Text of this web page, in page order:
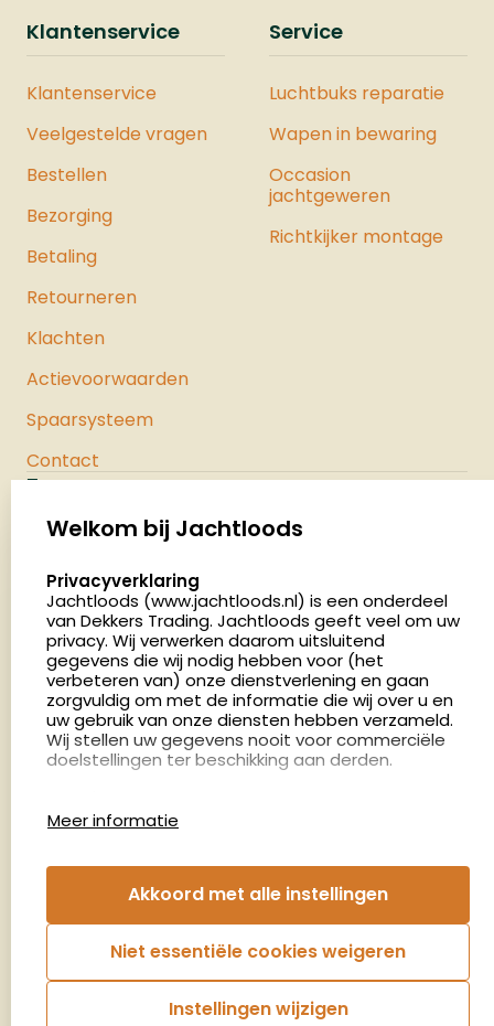
Klantenservice
Klantenservice
Veelgestelde vragen
Bestellen
Bezorging
Betaling
Retourneren
Klachten
Actievoorwaarden
Spaarsysteem
Contact
Service
Luchtbuks reparatie
Wapen in bewaring
Occasion
jachtgeweren
Richtkijker montage
Palenrij 1
Nederland
4.8
2879 beoordelingen
Openingstijden
Dinsdag en donderdag: 13:00 - 17:00 én 18:00 - 21:00
uur
Afspraak maken
Nieuwsbrief
€5,- kortingsbon voor uw volgende bestelling.
Blijf op de hoogte van het laatste nieuws
Welkom bij Jachtloods
select language
Privacyverklaring
Jachtloods (www.jachtloods.nl) is een onderdeel
van Dekkers Trading. Jachtloods geeft veel om uw
privacy. Wij verwerken daarom uitsluitend
gegevens die wij nodig hebben voor (het
verbeteren van) onze dienstverlening en gaan
zorgvuldig om met de informatie die wij over u en
uw gebruik van onze diensten hebben verzameld.
Wij stellen uw gegevens nooit voor commerciële
doelstellingen ter beschikking aan derden.
gebruiken en hoe effectief de Adwords-
advertenties van Dekkers trading bij Google
zoekresultaatpagina’s zijn. De aldus verkregen
informatie wordt, met inbegrip van het adres van
uw computer (IP-adres), overgebracht naar en
door Google opgeslagen op servers in de
Verenigde Staten. Lees het privacybeleid van
Meer informatie
Akkoord met alle instellingen
Niet essentiële cookies weigeren
Instellingen wijzigen